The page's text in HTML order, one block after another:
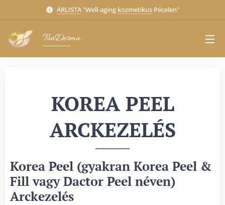
ÁRLISTA "Well-aging kozmetikus Pécelen"
TünDerma
KOREA PEEL
ARCKEZELÉS
Korea Peel (gyakran Korea Peel &
Fill vagy Dactor Peel néven)
Arckezelés